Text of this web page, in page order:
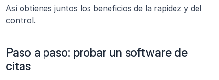
Así obtienes juntos los beneficios de la rapidez y del
control.
Paso a paso: probar un software de
citas